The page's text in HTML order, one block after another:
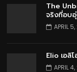
The
จริงที่อบ
APRIL
Elio เอลิ
APRIL